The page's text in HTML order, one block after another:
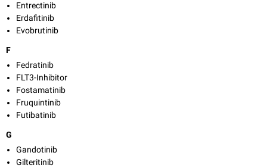
Entrectinib
Erdafitinib
Evobrutinib
F
Fedratinib
FLT3-Inhibitor
Fostamatinib
Fruquintinib
Futibatinib
G
Gandotinib
Gilteritinib